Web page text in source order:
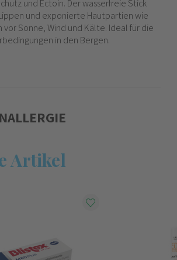
und Ectoin. Der wasserfreie Stick
und exponierte Hautpartien wie
vor Sonne, Wind und Kälte. Ideal für die
in den Bergen.
Artikel